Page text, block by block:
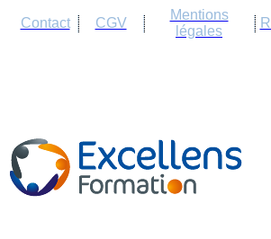
Contact CGV
Mentions
légales